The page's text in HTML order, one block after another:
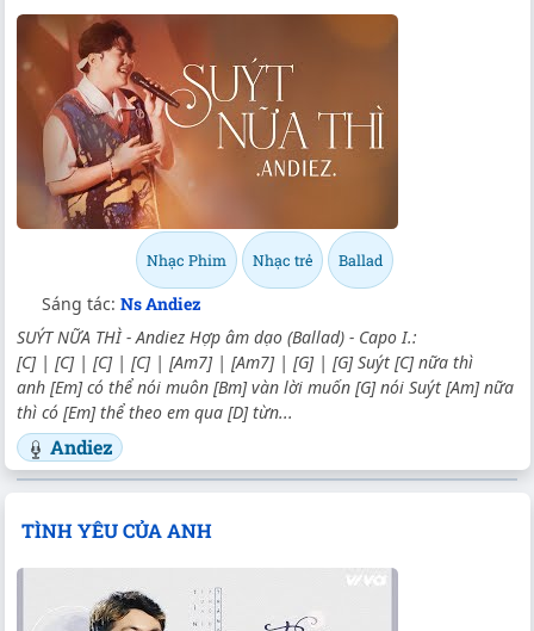
Nhạc Phim Nhạc trẻ Ballad
Sáng tác: Ns Andiez
SUÝT NỮA THÌ - Andiez Hợp âm dạo (Ballad) - Capo I.:
[C] | [C] | [C] | [C] | [Am7] | [Am7] | [G] | [G] Suýt [C] nữa thì
anh [Em] có thể nói muôn [Bm] vàn lời muốn [G] nói Suýt [Am] nữa
thì có [Em] thể theo em qua [D] từn...
Andiez
TÌNH YÊU CỦA ANH